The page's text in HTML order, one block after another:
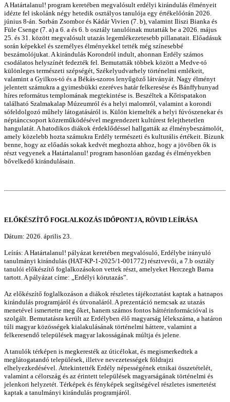
A Határtalanul! program keretében megvalósult erdélyi kirándulás élményeit
idézte fel iskolánk négy hetedik osztályos tanulója egy értékelőórán 2026.
június 8-án. Sorbán Zsombor és Kádár Vivien (7. b), valamint Iliszi Bianka és
Füle Csenge (7. a) a 6. a és 6. b osztály tanulóinak mutatták be a 2026. május
25. és 31. között megvalósult utazás legemlékezetesebb pillanatait. Előadásuk
során képekkel és személyes élményekkel tették még színesebbé
beszámolójukat. A kirándulás Korondról indult, ahonnan Erdély számos
csodálatos helyszínét fedezték fel. Bemutatták többek között a Medve-tó
különleges természeti szépségét, Székelyudvarhely történelmi emlékeit,
valamint a Gyilkos-tó és a Békás-szoros lenyűgöző látványát. Nagy élményt
jelentett számukra a gyimesbükki ezeréves határ felkeresése és Bánffyhunyad
híres református templomának megtekintése is. Beszéltek a Kőrispatakon
található Szalmakalap Múzeumról és a helyi malomról, valamint a korondi
sófeldolgozó műhely látogatásáról is. Külön kiemelték a helyi fúvószenekar és
néptánccsoport közreműködésével megrendezett kultúrest felejthetetlen
hangulatát. A hatodikos diákok érdeklődéssel hallgatták az élménybeszámolót,
amely közelebb hozta számukra Erdély természeti és kulturális értékeit. Bízunk
benne, hogy az előadás sokak kedvét meghozta ahhoz, hogy a jövőben ők is
részt vegyenek a Határtalanul! program hasonlóan gazdag és élményekben
bővelkedő kirándulásain.
ELŐKÉSZÍTŐ FOGLALKOZÁS IDŐPONTJA, RÖVID LEÍRÁSA
Dátum: 2026. április 23.
Leírás: A Határtalanul! pályázat keretében megvalósuló, Erdélybe irányuló
tanulmányi kirándulás (HAT-KP-1-2025/1-001772) résztvevői, a 7.b osztály
tanulói előkészítő foglalkozásokon vettek részt, amelyeket Herczegh Barna
tartott. A pályázat címe: „Erdélyi körutazás”.
Az előkészítő foglalkozáson a diákok részletes tájékoztatást kaptak a hatnapos
kirándulás programjáról és útvonaláról. A prezentáció nemcsak az utazás
menetével ismertette meg őket, hanem számos fontos háttérinformációval is
szolgált. Bemutatásra került az Erdélyben élő magyarság lélekszáma, a határon
túli magyar közösségek kialakulásának történelmi háttere, valamint a
felkeresendő települések magyar lakosságának múltja és jelene.
A tanulók térképen is megkeresték az úticélokat, és megismerkedtek a
meglátogatandó települések, illetve nevezetességek földrajzi
elhelyezkedésével. Áttekintették Erdély népességének etnikai összetételét,
valamint a célország és az érintett települések magyarságának történelmi és
jelenkori helyzetét. Térképek és fényképek segítségével részletes ismertetést
kaptak a tanulmányi kirándulás programjáról.